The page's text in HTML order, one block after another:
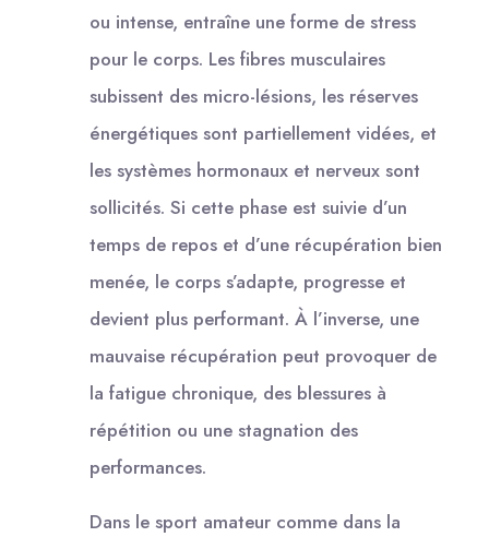
ou intense, entraîne une forme de stress
pour le corps. Les fibres musculaires
subissent des micro-lésions, les réserves
énergétiques sont partiellement vidées, et
les systèmes hormonaux et nerveux sont
sollicités. Si cette phase est suivie d’un
temps de repos et d’une récupération bien
menée, le corps s’adapte, progresse et
devient plus performant. À l’inverse, une
mauvaise récupération peut provoquer de
la fatigue chronique, des blessures à
répétition ou une stagnation des
performances.
Dans le sport amateur comme dans la